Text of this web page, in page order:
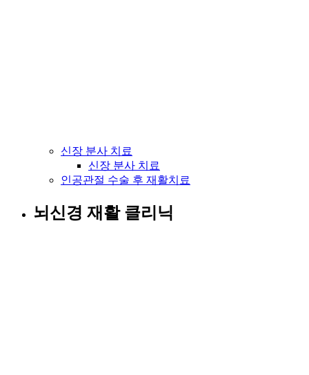
신장 분사 치료
신장 분사 치료
인공관절 수술 후 재활치료
뇌신경 재활 클리닉